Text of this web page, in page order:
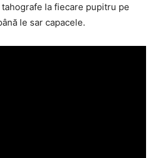
la fiecare pupitru pe
le sar capacele.